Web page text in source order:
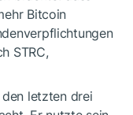
Bitcoin
STRC,
letzten drei